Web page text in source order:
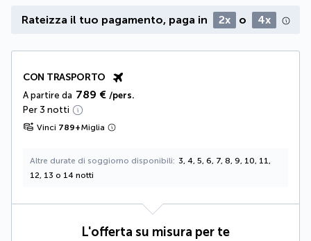
Rateizza il tuo pagamento, paga in 2x o 4x
CON TRASPORTO
A partire da 789 € /pers.
Per 3 notti
Vinci 789+Miglia
Altre durate di soggiorno disponibili
3, 4, 5, 6, 7, 8, 9, 10, 11,
12, 13 o 14 notti
L'offerta su misura per te